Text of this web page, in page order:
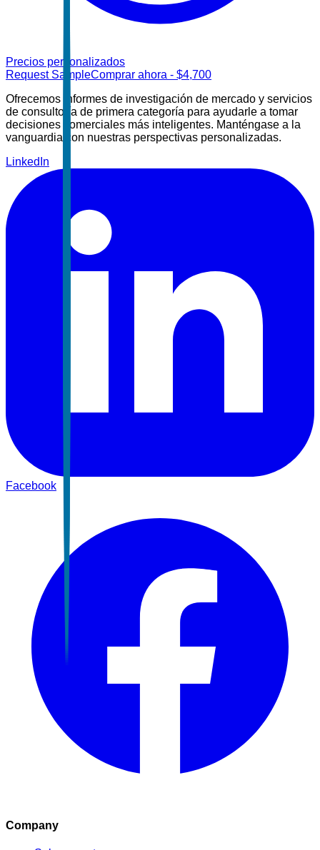
Precios personalizados
Request SampleComprar ahora - $4,700
Ofrecemos informes de investigación de mercado y servicios
de consultoría de primera categoría para ayudarle a tomar
decisiones comerciales más inteligentes. Manténgase a la
vanguardia con nuestras perspectivas personalizadas.
LinkedIn
Facebook
Company